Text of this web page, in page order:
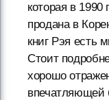
которая в
продана в
книг Рэя есть
Стоит
хорошо
впечатляющей